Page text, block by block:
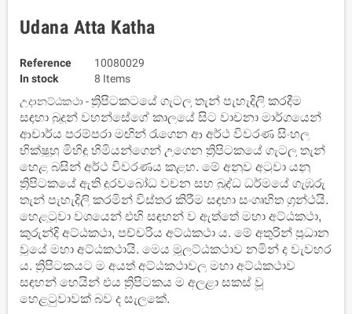
Udana Atta Katha
Reference
10080029
In stock
8 Items
උදානට්ඨකථා -ත්‍රිපිටකටයේ ගැටලු තැන් පැහැදිලි කරදීම
සඳහා බුදුන් වහන්සේගේ කාලයේ සිට වාචනා මාර්ගයෙන්
ආචාර්ය පරම්පරා මඟින් රැගෙන ආ අර්ථ විවරණ සිංහල
භික්ෂූහු මිහිඳු හිමියන්ගෙන් උගෙන ත්‍රිපිටකයේ ගැටලු තැන්
හෙළ බසින් අර්ථ විවරණය කළහ. මේ අනුව අටුවා යනු
ත්‍රිපිටකයේ ඇති දුරවබෝධ වචන සහ බුද්ධ ධර්මයේ ගැඹුරු
තැන් පැහැදිලි කරමින් විස්තර කිරීම සඳහා සංගෘහිත ග්‍රන්ථයි.
හෙළටුවා වශයෙන් එහි සඳහන් ව ඇත්තේ මහා අට්ඨකථා,
කුරුන්දි අට්ඨකථා, පච්චරිය අට්ඨකථා ය. මේ අතුරින් ප්‍රධාන
වූයේ මහා අට්ඨකථායි. මෙය මූලට්ඨකථාව නමින් ද වැවහර
ය. ත්‍රිපිටකයට ම අයත් අට්ඨකථාවල මහා අට්ඨකථාව
සඳහන් හෙයින් එය ත්‍රිපිටකය ම අලළා සකස් වූ
හෙළටුවාවක් බව ද සැලකේ.